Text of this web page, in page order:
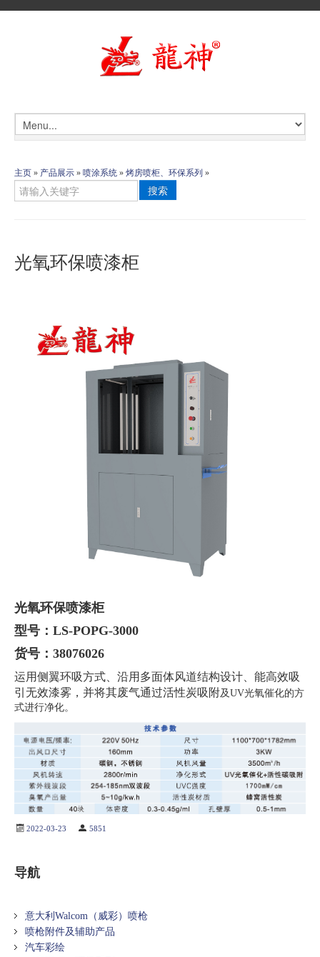
主页 » 产品展示 » 喷涂系统 » 烤房喷柜、环保系列 »
搜索
光氧环保喷漆柜
光氧环保喷漆柜
型号：LS-POPG-3000
货号：38076026
运用侧翼环吸方式、沿用多面体风道结构设计、能高效吸
引无效漆雾，并将其废气通过活性炭吸附及UV光氧催化的方
式进行净化。
2022-03-23 5851
导航
意大利Walcom（威彩）喷枪
喷枪附件及辅助产品
汽车彩绘